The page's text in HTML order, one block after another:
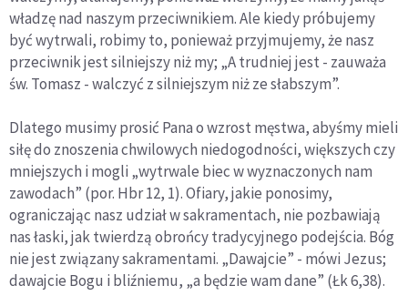
władzę nad naszym przeciwnikiem. Ale kiedy próbujemy
być wytrwali, robimy to, ponieważ przyjmujemy, że nasz
przeciwnik jest silniejszy niż my; „A trudniej jest - zauważa
św. Tomasz - walczyć z silniejszym niż ze słabszym”.
Dlatego musimy prosić Pana o wzrost męstwa, abyśmy mieli
siłę do znoszenia chwilowych niedogodności, większych czy
mniejszych i mogli „wytrwale biec w wyznaczonych nam
zawodach” (por. Hbr 12, 1). Ofiary, jakie ponosimy,
ograniczając nasz udział w sakramentach, nie pozbawiają
nas łaski, jak twierdzą obrońcy tradycyjnego podejścia. Bóg
nie jest związany sakramentami. „Dawajcie” - mówi Jezus;
dawajcie Bogu i bliźniemu, „a będzie wam dane” (Łk 6,38).